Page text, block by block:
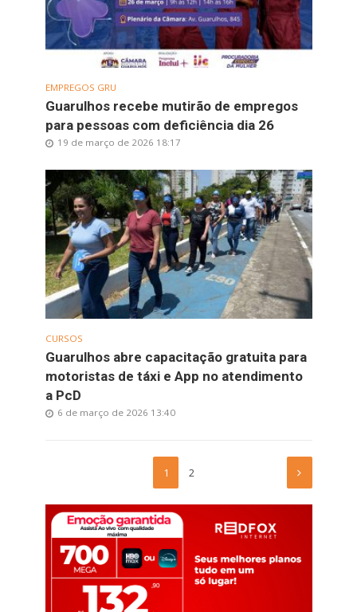
EMPREGOS GRU
Guarulhos recebe mutirão de empregos
para pessoas com deficiência dia 26
19 de março de 2026 18:17
CURSOS
Guarulhos abre capacitação gratuita para
motoristas de táxi e App no atendimento
a PcD
6 de março de 2026 13:40
1 2